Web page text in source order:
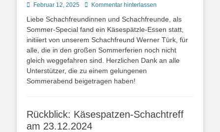
Posted
Februar 12, 2025 Kommentar hinterlassen
Liebe Schachfreundinnen und Schachfreunde, als
Sommer-Special fand ein Käsespätzle-Essen statt,
initiiert von unserem Schachfreund Werner Türk, für
alle, die in den großen Sommerferien noch nicht
gleich weggefahren sind. Herzlichen Dank an alle
Unterstützer, die zu einem gelungenen
Sommerabend beigetragen haben!
Rückblick: Käsespatzen-Schachtreff
am 23.12.2024